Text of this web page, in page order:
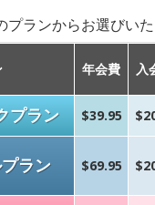
プランからお選びいた
年会費 入
プラン $39.95
ラン $69.95